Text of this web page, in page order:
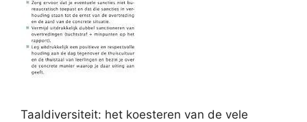
Taaldiversiteit: het koesteren van de vele